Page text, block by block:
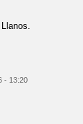
- 13:20